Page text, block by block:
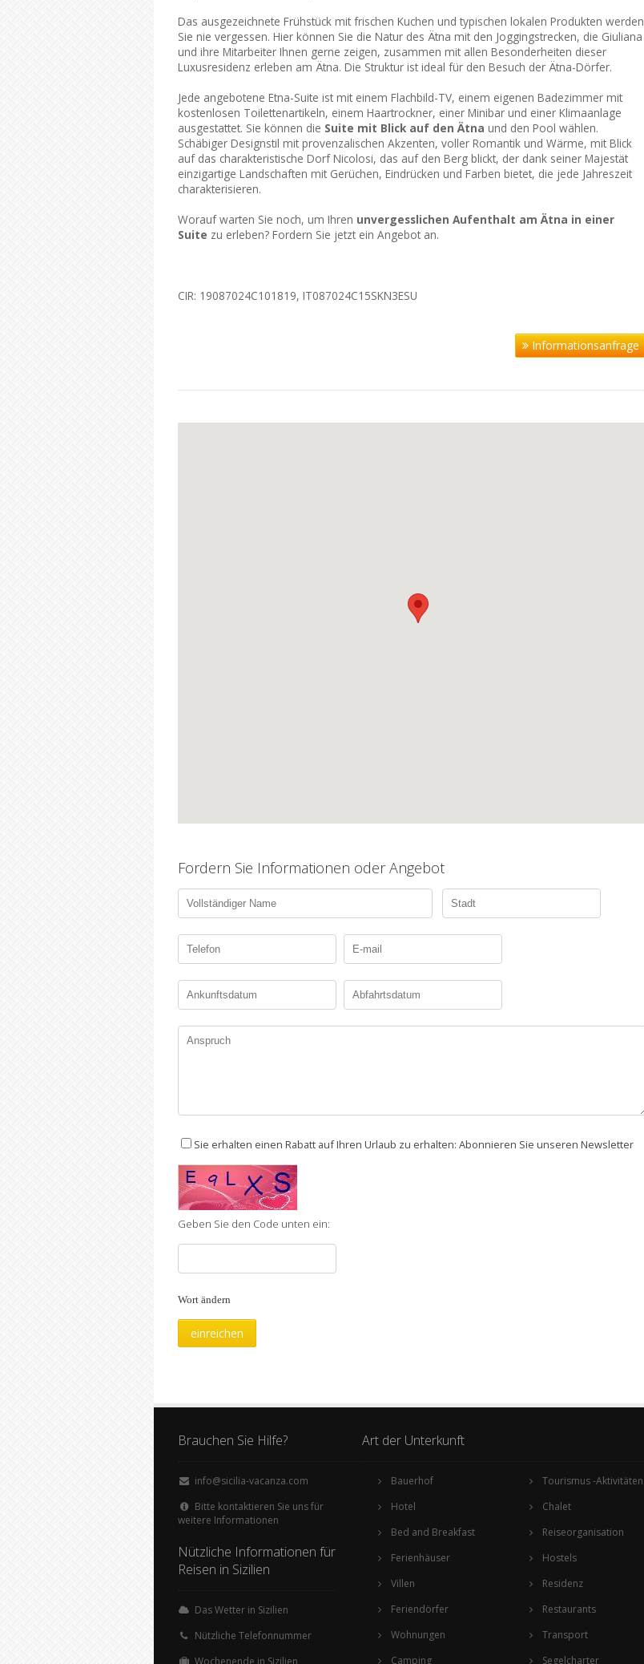
Das ausgezeichnete Frühstück mit frischen Kuchen und typischen lokalen Produkten werden
Sie nie vergessen. Hier können Sie die Natur des Ätna mit den Joggingstrecken, die Giuliana
und ihre Mitarbeiter Ihnen gerne zeigen, zusammen mit allen Besonderheiten dieser
Luxusresidenz erleben am Ätna. Die Struktur ist ideal für den Besuch der Ätna-Dörfer.
Jede angebotene Etna-Suite ist mit einem Flachbild-TV, einem eigenen Badezimmer mit
kostenlosen Toilettenartikeln, einem Haartrockner, einer Minibar und einer Klimaanlage
ausgestattet. Sie können die Suite mit Blick auf den Ätna und den Pool wählen.
Schäbiger Designstil mit provenzalischen Akzenten, voller Romantik und Wärme, mit Blick
auf das charakteristische Dorf Nicolosi, das auf den Berg blickt, der dank seiner Majestät
einzigartige Landschaften mit Gerüchen, Eindrücken und Farben bietet, die jede Jahreszeit
charakterisieren.
Worauf warten Sie noch, um Ihren unvergesslichen Aufenthalt am Ätna in einer
Suite zu erleben? Fordern Sie jetzt ein Angebot an.
CIR: 19087024C101819, IT087024C15SKN3ESU
Informationsanfrage
Fordern Sie Informationen oder Angebot
Sie erhalten einen Rabatt auf Ihren Urlaub zu erhalten: Abonnieren Sie unseren Newsletter
Geben Sie den Code unten ein:
Wort ändern
Brauchen Sie Hilfe?
info@sicilia-vacanza.com
Bitte kontaktieren Sie uns für
weitere Informationen
Nützliche Informationen für
Reisen in Sizilien
Das Wetter in Sizilien
Nützliche Telefonnummer
Art der Unterkunft
Bauerhof
Hotel
Bed and Breakfast
Ferienhäuser
Villen
Feriendörfer
Wohnungen
Camping
Tourismus -Aktivitäten
Chalet
Reiseorganisation
Hostels
Residenz
Restaurants
Transport
Segelcharter